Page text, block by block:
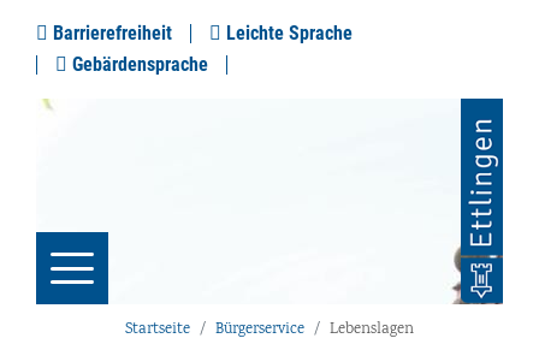
Barrierefreiheit
Leichte Sprache
Gebärdensprache
Startseite Bürgerservice Lebenslagen